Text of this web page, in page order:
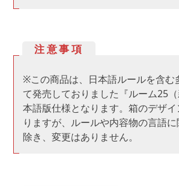
注意事項
※この商品は、日本語ルールを含む
て発売しておりました『ルーム25
本語版仕様となります。箱のデザ
りますが、ルールや内容物の言語
除き、変更はありません。